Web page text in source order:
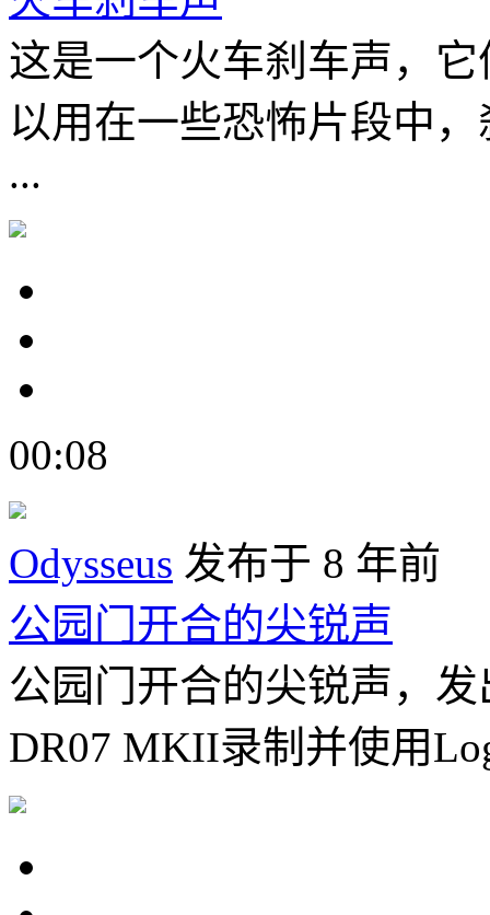
这是一个火车刹车声，
以用在一些恐怖片段中
...
00:08
Odysseus 发布于 8 年前
公园门开合的尖锐声
公园门开合的尖锐声，发
DR07 MKII录制并使用